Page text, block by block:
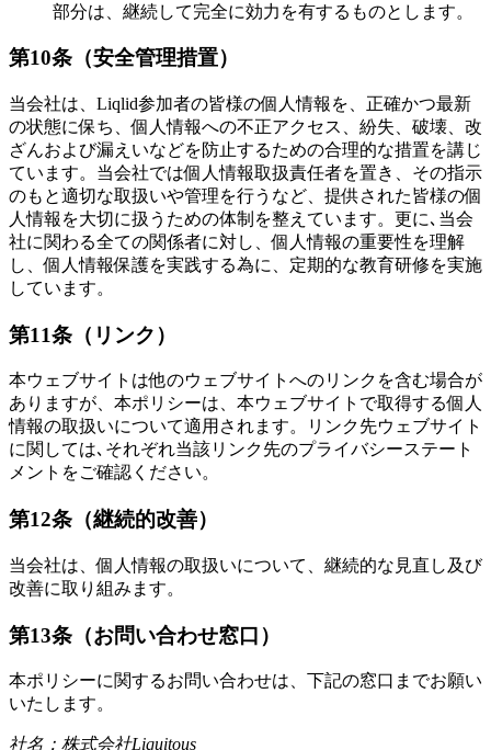
部分は、継続して完全に効力を有するものとします。
第10条（安全管理措置）
当会社は、Liqlid参加者の皆様の個人情報を、正確かつ最新
の状態に保ち、個人情報への不正アクセス、紛失、破壊、改
ざんおよび漏えいなどを防止するための合理的な措置を講じ
ています。当会社では個人情報取扱責任者を置き、その指示
のもと適切な取扱いや管理を行うなど、提供された皆様の個
人情報を大切に扱うための体制を整えています。更に､当会
社に関わる全ての関係者に対し、個人情報の重要性を理解
し、個人情報保護を実践する為に、定期的な教育研修を実施
しています。
第11条（リンク）
本ウェブサイトは他のウェブサイトへのリンクを含む場合が
ありますが、本ポリシーは、本ウェブサイトで取得する個人
情報の取扱いについて適用されます。リンク先ウェブサイト
に関しては､それぞれ当該リンク先のプライバシーステート
メントをご確認ください。
第12条（継続的改善）
当会社は、個人情報の取扱いについて、継続的な見直し及び
改善に取り組みます。
第13条（お問い合わせ窓口）
本ポリシーに関するお問い合わせは、下記の窓口までお願い
いたします。
社名：株式会社Liquitous